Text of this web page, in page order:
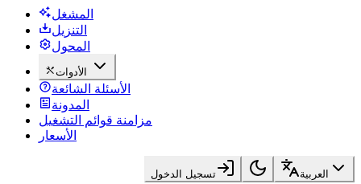
المشغل
التنزيل
المحول
الأدوات
الأسئلة الشائعة
المدونة
مزامنة قوائم التشغيل
الأسعار
العربية تسجيل الدخول